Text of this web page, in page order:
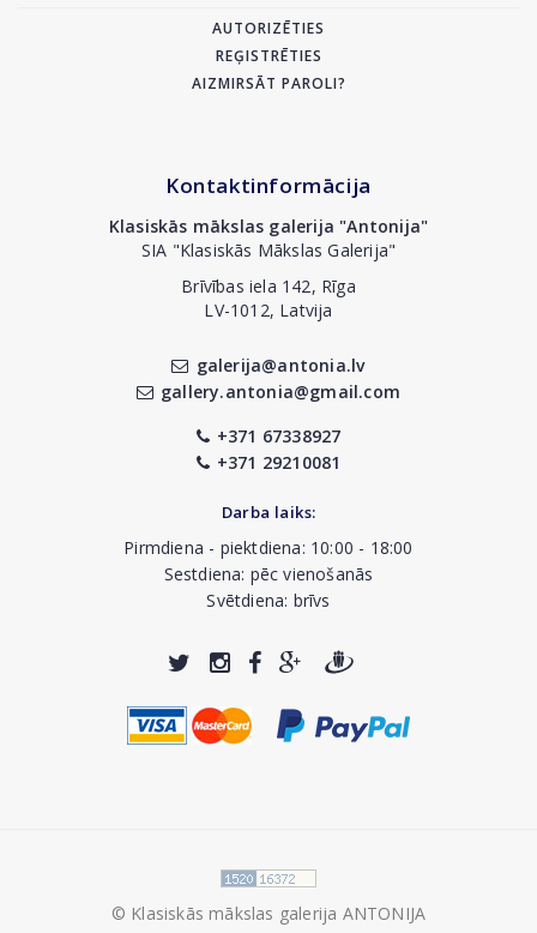
AUTORIZĒTIES
REĢISTRĒTIES
AIZMIRSĀT PAROLI?
Kontaktinformācija
Klasiskās mākslas galerija "Antonija"
SIA "Klasiskās Mākslas Galerija"
Brīvības iela 142, Rīga
LV-1012, Latvija
galerija@antonia.lv
gallery.antonia@gmail.com
+371 67338927
+371 29210081
Darba laiks:
Pirmdiena - piektdiena: 10:00 - 18:00
Sestdiena: pēc vienošanās
Svētdiena: brīvs
© Klasiskās mākslas galerija ANTONIJA